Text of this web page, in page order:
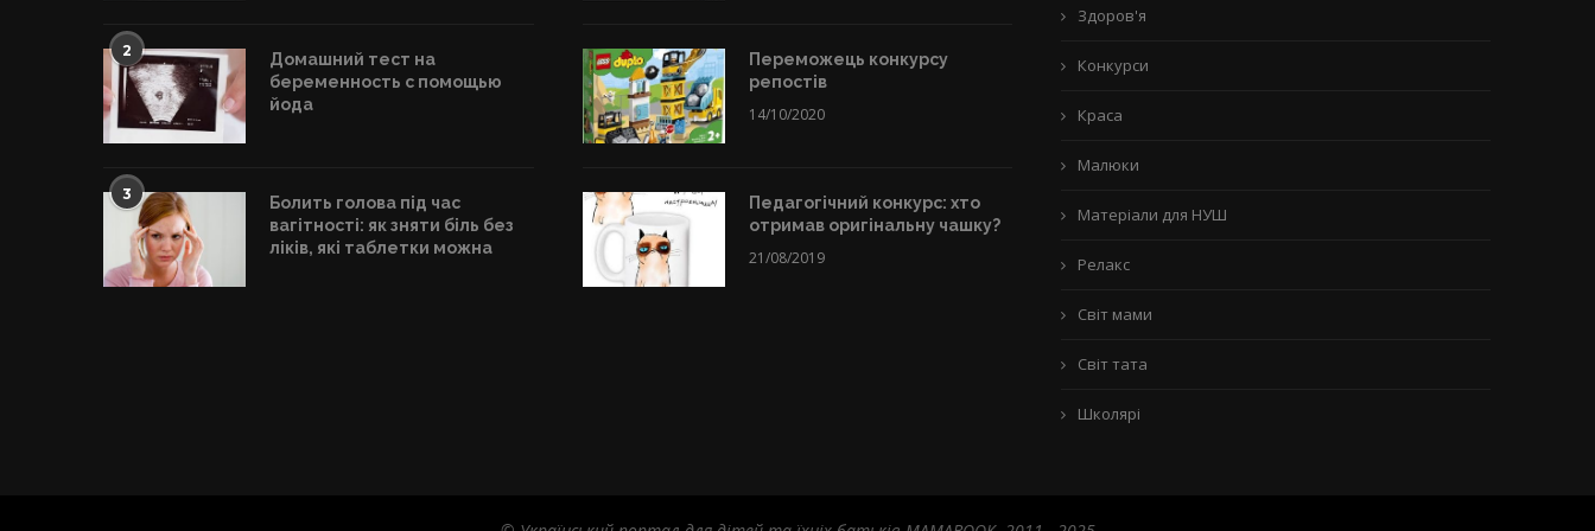
2
Домашний тест на
беременность с помощью
йода
3
Болить голова під час
вагітності: як зняти біль без
ліків, які таблетки можна
Переможець конкурсу
репостів
14/10/2020
Педагогічний конкурс: хто
отримав оригінальну чашку?
21/08/2019
Здоров'я
Конкурси
Краса
Малюки
Матеріали для НУШ
Релакс
Світ мами
Світ тата
Школярі